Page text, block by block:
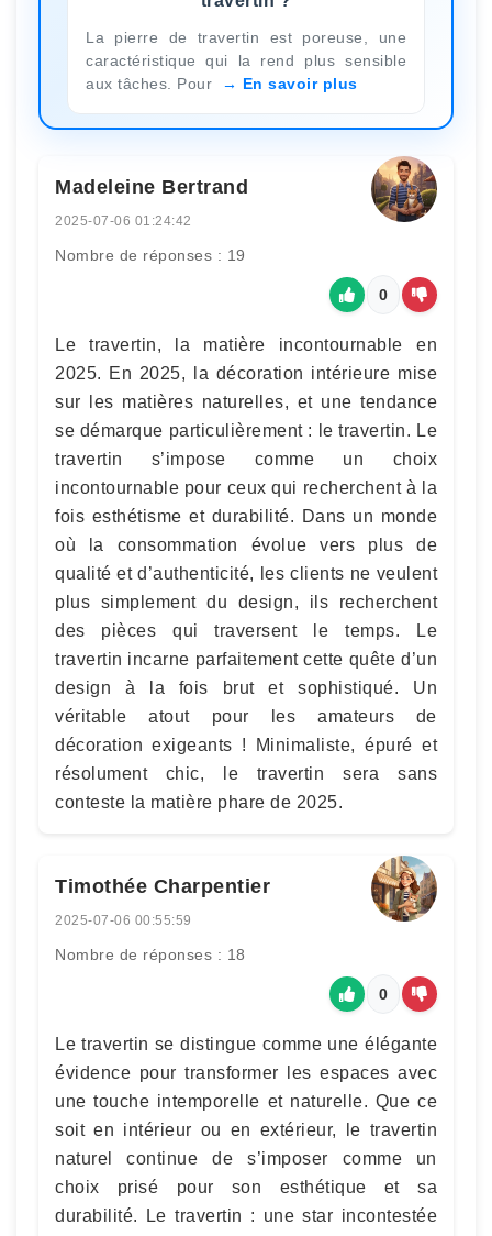
La pierre de travertin est poreuse, une
caractéristique qui la rend plus sensible
aux tâches. Pour
En savoir plus
Madeleine Bertrand
2025-07-06 01:24:42
Nombre de réponses : 19
0
Le travertin, la matière incontournable en
2025. En 2025, la décoration intérieure mise
sur les matières naturelles, et une tendance
se démarque particulièrement : le travertin. Le
travertin s’impose comme un choix
incontournable pour ceux qui recherchent à la
fois esthétisme et durabilité. Dans un monde
où la consommation évolue vers plus de
qualité et d’authenticité, les clients ne veulent
plus simplement du design, ils recherchent
des pièces qui traversent le temps. Le
travertin incarne parfaitement cette quête d’un
design à la fois brut et sophistiqué. Un
véritable atout pour les amateurs de
décoration exigeants ! Minimaliste, épuré et
résolument chic, le travertin sera sans
conteste la matière phare de 2025.
Timothée Charpentier
2025-07-06 00:55:59
Nombre de réponses : 18
0
Le travertin se distingue comme une élégante
évidence pour transformer les espaces avec
une touche intemporelle et naturelle. Que ce
soit en intérieur ou en extérieur, le travertin
naturel continue de s’imposer comme un
choix prisé pour son esthétique et sa
durabilité. Le travertin : une star incontestée